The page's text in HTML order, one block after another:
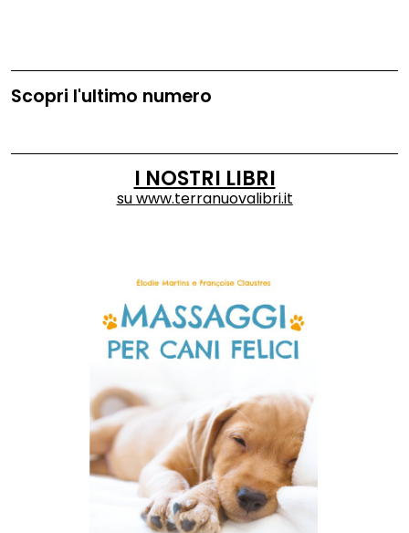
Scopri l'ultimo numero
I NOSTRI LIBRI
suwww.terranuovalibri.it